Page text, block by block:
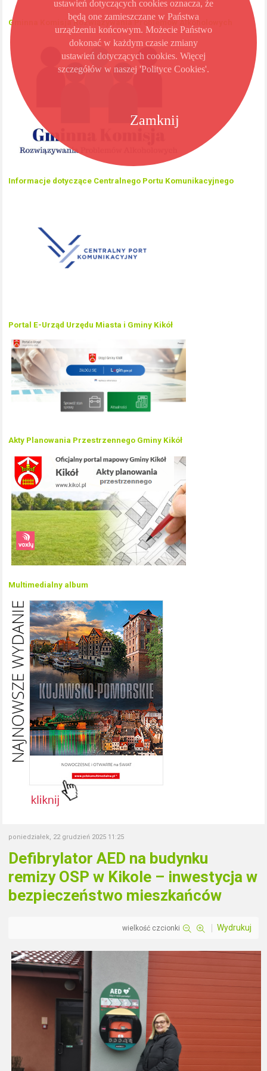
Gminna Komisja Rozwiązywania Problemów Alkoholowych
Informacje dotyczące Centralnego Portu Komunikacyjnego
Portal E-Urząd Urzędu Miasta i Gminy Kikół
Akty Planowania Przestrzennego Gminy Kikół
Multimedialny album
poniedziałek, 22 grudzień 2025 11:25
Defibrylator AED na budynku
remizy OSP w Kikole – inwestycja w
bezpieczeństwo mieszkańców
wielkość czcionki Wydrukuj
Zamknij
ustawień dotyczących cookies oznacza, że
będą one zamieszczane w Państwa
urządzeniu końcowym. Możecie Państwo
dokonać w każdym czasie zmiany
ustawień dotyczących cookies. Więcej
szczegółów w naszej 'Polityce Cookies'.